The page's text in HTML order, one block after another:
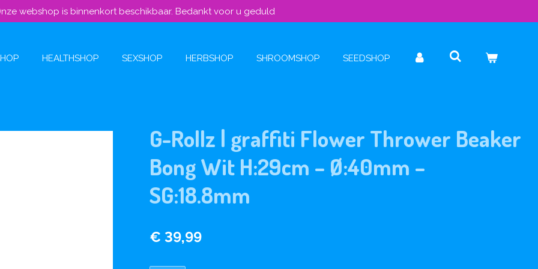
webshop is binnenkort beschikbaar. Bedankt voor u geduld
HEALTHSHOP SEXSHOP HERBSHOP SHROOMSHOP SEEDSHOP
G-Rollz | graffiti Flower Thrower Beaker
Bong Wit H:29cm – Ø:40mm –
SG:18.8mm
€ 39,99